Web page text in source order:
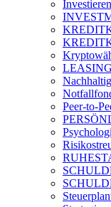
LEASING
Peer-to-